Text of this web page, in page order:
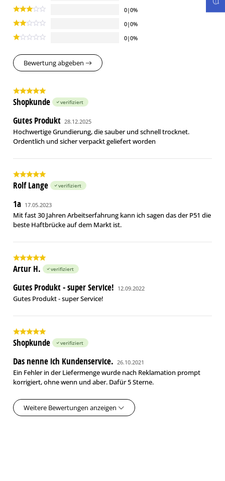
0|0%
0|0%
0|0%
Bewertung abgeben
Shopkunde verifiziert
Gutes Produkt 28.12.2025
Hochwertige Grundierung, die sauber und schnell trocknet.
Ordentlich und sicher verpackt geliefert worden
Rolf Lange verifiziert
1a 17.05.2023
Mit fast 30 Jahren Arbeitserfahrung kann ich sagen das der P51 die
beste Haftbrücke auf dem Markt ist.
Artur H. verifiziert
Gutes Produkt - super Service! 12.09.2022
Gutes Produkt - super Service!
Shopkunde verifiziert
Das nenne ich Kundenservice. 26.10.2021
Ein Fehler in der Liefermenge wurde nach Reklamation prompt
korrigiert, ohne wenn und aber. Dafür 5 Sterne.
Weitere Bewertungen anzeigen